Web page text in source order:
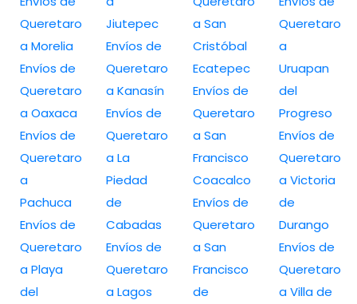
Queretaro
a Morelia
Envíos de
Queretaro
a Oaxaca
Envíos de
Queretaro
a
Pachuca
Envíos de
Queretaro
a Playa
del
Jiutepec
Envíos de
Queretaro
a Kanasín
Envíos de
Queretaro
a La
Piedad
de
Cabadas
Envíos de
Queretaro
a Lagos
a San
Cristóbal
Ecatepec
Envíos de
Queretaro
a San
Francisco
Coacalco
Envíos de
Queretaro
a San
Francisco
de
Queretaro
a
Uruapan
del
Progreso
Envíos de
Queretaro
a Victoria
de
Durango
Envíos de
Queretaro
a Villa de